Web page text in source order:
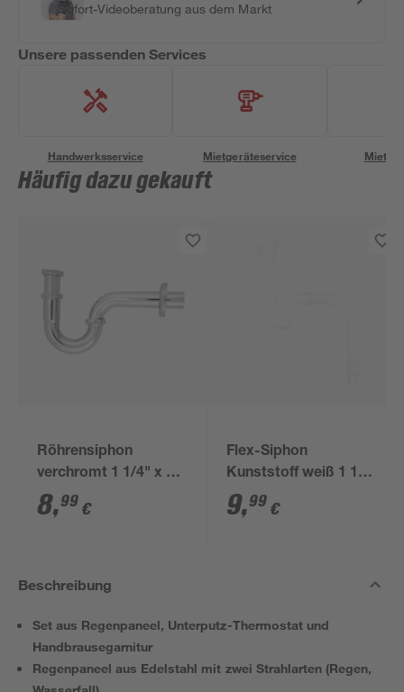
Sofort-Videoberatung aus dem Markt
Unsere passenden Services
Handwerksservice Mietgeräteservice
Häufig dazu gekauft
Röhrensiphon
verchromt 1 1/4" x 32
mm
8,99 €
Flex-Siphon
Kunststoff weiß 1 1/2'
x 40/50 mm
9,99 €
Beschreibung
Set aus Regenpaneel, Unterputz-Thermostat und
Handbrausegarnitur
Regenpaneel aus Edelstahl mit zwei Strahlarten (Regen,